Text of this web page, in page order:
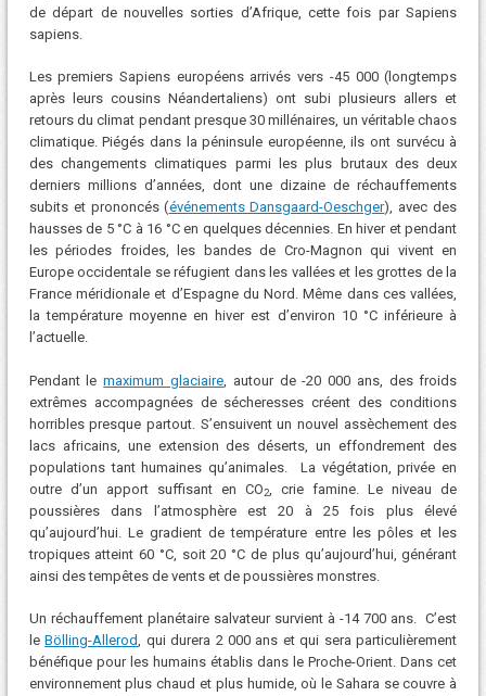
de départ de nouvelles sorties d’Afrique, cette fois par Sapiens
sapiens.
Les premiers Sapiens européens arrivés vers -45 000 (longtemps
après leurs cousins Néandertaliens) ont subi plusieurs allers et
retours du climat pendant presque 30 millénaires, un véritable chaos
climatique. Piégés dans la péninsule européenne, ils ont survécu à
des changements climatiques parmi les plus brutaux des deux
derniers millions d’années, dont une dizaine de réchauffements
subits et prononcés (événements Dansgaard-Oeschger), avec des
hausses de 5 °C à 16 °C en quelques décennies. En hiver et pendant
les périodes froides, les bandes de Cro-Magnon qui vivent en
Europe occidentale se réfugient dans les vallées et les grottes de la
France méridionale et d’Espagne du Nord. Même dans ces vallées,
la température moyenne en hiver est d’environ 10 °C inférieure à
l’actuelle.
Pendant lemaximum glaciaire , autour de -20 000 ans, des froids
extrêmes accompagnées de sécheresses créent des conditions
horribles presque partout. S’ensuivent un nouvel assèchement des
lacs africains, une extension des déserts, un effondrement des
populations tant humaines qu’animales. La végétation, privée en
outre d’un apport suffisant en CO2
, crie famine. Le niveau de
poussières dans l’atmosphère est 20 à 25 fois plus élevé
qu’aujourd’hui. Le gradient de température entre les pôles et les
tropiques atteint 60 °C, soit 20 °C de plus qu’aujourd’hui, générant
ainsi des tempêtes de vents et de poussières monstres.
Un réchauffement planétaire salvateur survient à -14 700 ans. C’est
leBölling-Allerod, qui durera 2 000 ans et qui sera particulièrement
bénéfique pour les humains établis dans le Proche-Orient. Dans cet
environnement plus chaud et plus humide, où le Sahara se couvre à